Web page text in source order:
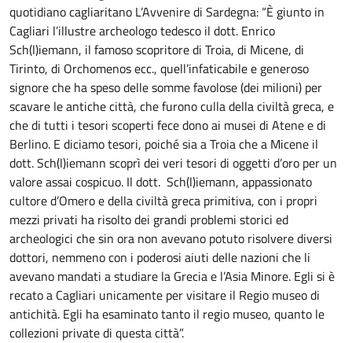
quotidiano cagliaritano L’Avvenire di Sardegna: “È giunto in
Cagliari l’illustre archeologo tedesco il dott. Enrico
Sch(l)iemann, il famoso scopritore di Troia, di Micene, di
Tirinto, di Orchomenos ecc., quell’infaticabile e generoso
signore che ha speso delle somme favolose (dei milioni) per
scavare le antiche città, che furono culla della civiltà greca, e
che di tutti i tesori scoperti fece dono ai musei di Atene e di
Berlino. E diciamo tesori, poiché sia a Troia che a Micene il
dott. Sch(l)iemann scoprì dei veri tesori di oggetti d’oro per un
valore assai cospicuo. Il dott. Sch(l)iemann, appassionato
cultore d’Omero e della civiltà greca primitiva, con i propri
mezzi privati ha risolto dei grandi problemi storici ed
archeologici che sin ora non avevano potuto risolvere diversi
dottori, nemmeno con i poderosi aiuti delle nazioni che li
avevano mandati a studiare la Grecia e l’Asia Minore. Egli si è
recato a Cagliari unicamente per visitare il Regio museo di
antichità. Egli ha esaminato tanto il regio museo, quanto le
collezioni private di questa città”.